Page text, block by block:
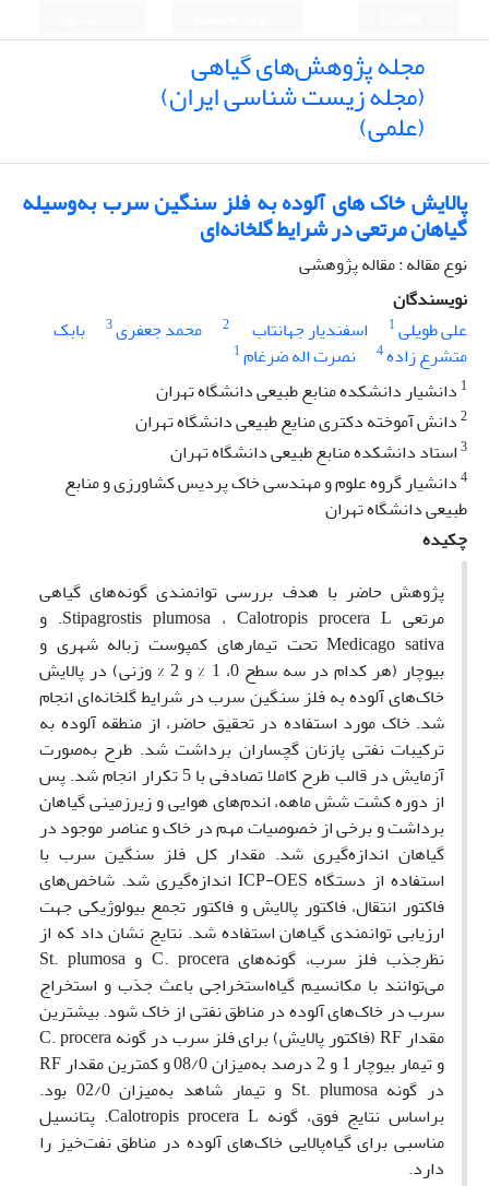
مجله پژوهش‌های گیاهی
(مجله زیست شناسی ایران)
(علمی)
پالایش خاک های آلوده به فلز سنگین سرب به‌وسیله
گیاهان مرتعی در شرایط گلخانه‌ای
نوع مقاله : مقاله پژوهشی
نویسندگان
علی طویلی1 اسفندیار جهانتاب 2 محمد جعفری3
بابک
متشرع زاده4 نصرت اله ضرغام1
1 دانشیار دانشکده منابع طبیعی دانشگاه تهران
2دانش آموخته دکتری منایع طبیعی دانشگاه تهران
3استاد دانشکده منابع طبیعی دانشگاه تهران
4دانشیار گروه علوم و مهندسی خاک پردیس کشاورزی و منابع
طبیعی دانشگاه تهران
چکیده
پژوهش حاضر با هدف بررسی توانمندی گونه‌های گیاهی
مرتعی Stipagrostis plumosa ، Calotropis procera L. و
Medicago sativa تحت تیمارهای کمپوست زباله شهری و
بیوچار (هر کدام در سه سطح 0، 1 % و 2 % وزنی) در پالایش
خاک‌های آلوده به فلز سنگین سرب در شرایط گلخانه‌ای انجام
شد. خاک مورد استفاده در تحقیق حاضر، از منطقه آلوده به
ترکیبات نفتی پازنان گچساران برداشت شد. طرح به‌صورت
آزمایش در قالب طرح کاملا تصادفی با 5 تکرار انجام شد. پس
از دوره کشت شش ماهه، اندم‌های هوایی و زیرزمینی گیاهان
برداشت و برخی از خصوصیات مهم در خاک و عناصر موجود در
گیاهان اندازه‌گیری شد. مقدار کل فلز سنگین سرب با
استفاده از دستگاه ICP-OES اندازه‌گیری شد. شاخص‌های
فاکتور انتقال، فاکتور پالایش و فاکتور تجمع بیولوژیکی جهت
ارزیابی توانمندی گیاهان استفاده شد. نتایج نشان داد که از
نظرجذب فلز سرب، گونه‌های C. procera و St. plumosa
می‌توانند با مکانسیم گیاه‌استخراجی باعث جذب و استخراج
سرب در خاک‌های آلوده در مناطق نفتی از خاک شود. بیشترین
مقدار RF (فاکتور پالایش) برای فلز سرب در گونه C. procera
و تیمار بیوچار 1 و 2 درصد به‌میزان 08/0 و کمترین مقدار RF
در گونه St. plumosa و تیمار شاهد به‌میزان 02/0 بود.
براساس نتایج فوق، گونه Calotropis procera L. پتانسیل
مناسبی برای گیاه‌پالایی خاک‌های آلوده‌ در مناطق نفت‌خیز را
دارد.